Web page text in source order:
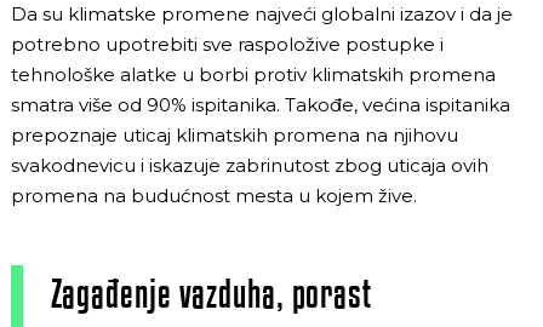
Da su klimatske promene najveći globalni izazov i da je
potrebno upotrebiti sve raspoložive postupke i
tehnološke alatke u borbi protiv klimatskih promena
smatra više od 90% ispitanika. Takođe, većina ispitanika
prepoznaje uticaj klimatskih promena na njihovu
svakodnevicu i iskazuje zabrinutost zbog uticaja ovih
promena na budućnost mesta u kojem žive.
Zagađenje vazduha, porast